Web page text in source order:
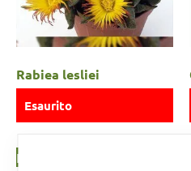
Rabiea lesliei
Esaurito
Leggi tutto